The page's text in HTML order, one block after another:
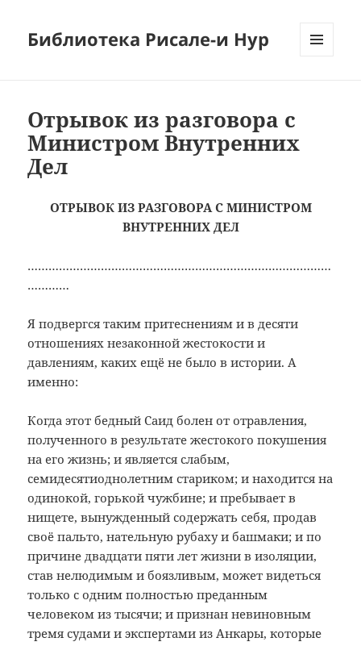
Библиотека Рисале-и Нур
Отрывок из разговора с
Министром Внутренних
Дел
ОТРЫВОК ИЗ РАЗГОВОРА С МИНИСТРОМ
ВНУТРЕННИХ ДЕЛ
……………………………………………………………………………
…………
Я подвергся таким притеснениям и в десяти
отношениях незаконной жестокости и
давлениям, каких ещё не было в истории. А
именно:
Когда этот бедный Саид болен от отравления,
полученного в результате жестокого покушения
на его жизнь; и является слабым,
семидесятиоднолетним стариком; и находится на
одинокой, горькой чужбине; и пребывает в
нищете, вынужденный содержать себя, продав
своё пальто, нательную рубаху и башмаки; и по
причине двадцати пяти лет жизни в изоляции,
став нелюдимым и боязливым, может видеться
только с одним полностью преданным
человеком из тысячи; и признан невиновным
тремя судами и экспертами из Анкары, которые